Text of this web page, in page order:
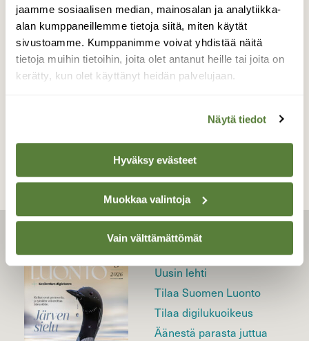
jaamme sosiaalisen median, mainosalan ja analytiikka-
alan kumppaneillemme tietoja siitä, miten käytät
sivustoamme. Kumppanimme voivat yhdistää näitä
tietoja muihin tietoihin, joita olet antanut heille tai joita on
kerätty, kun olet käyttänyt heidän palvelujaan.
Näytä tiedot
Hyväksy evästeet
Muokkaa valintoja
Vain välttämättömät
läheltä katsottuna
Valokuvaaja: Arja Valtonen, Vesijärvi Lahti
10.3.2026
TAKAISIN LISTAAN
LEHTI
Uusin lehti
Tilaa Suomen Luonto
Tilaa digilukuoikeus
Äänestä parasta juttua